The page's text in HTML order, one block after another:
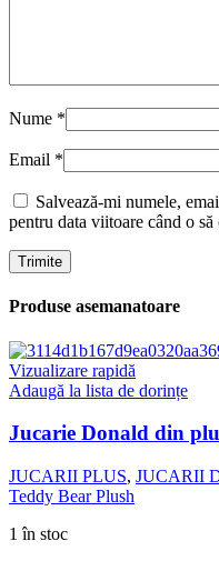
Nume *
Email *
Salvează-mi numele,
pentru data viitoare când o să
Produse asemanatoare
Vizualizare rapidă
Adaugă la lista de dorințe
Jucarie Donald din
JUCARII PLUS, JUCARII
Teddy Bear Plush
1 în stoc